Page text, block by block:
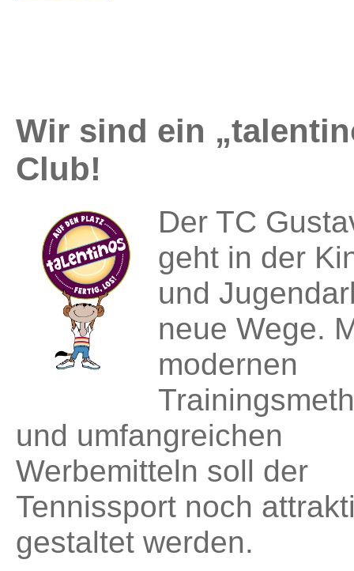
Wir sind ein
Club!
Der TC
geht in der
und
neue Wege.
modernen
und umfangreichen
Werbemitteln soll der
Tennissport noch
gestaltet werden.